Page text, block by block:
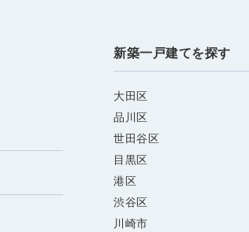
新築一戸建てを探す
大田区
品川区
世田谷区
目黒区
港区
渋谷区
川崎市